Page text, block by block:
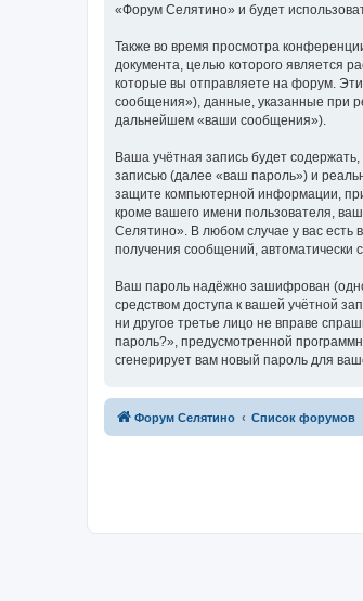
«Форум Селятино» и будет
Также во время просмотра
документа, целью которого является
которые вы отправляете на форум.
сообщения»), данные, указанные при
дальнейшем «ваши сообщения»).
Ваша учётная запись будет
записью (далее «ваш пароль») и
защите компьютерной информации,
кроме вашего имени пользователя,
Селятино». В любом случае у вас есть
получения сообщений, автоматически
Ваш пароль надёжно зашифрован
средством доступа к вашей учётной
ни другое третье лицо не вправе
пароль?», предусмотренной
сгенерирует вам новый пароль для
Форум Селятино Список форумов